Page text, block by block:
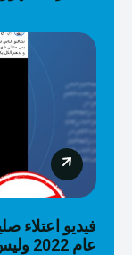
فيديو اعتلاء
عام 2022 وليس في سوريا